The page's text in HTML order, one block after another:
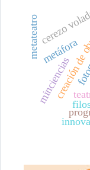
minciencias
cerezo
metateatro metáfora